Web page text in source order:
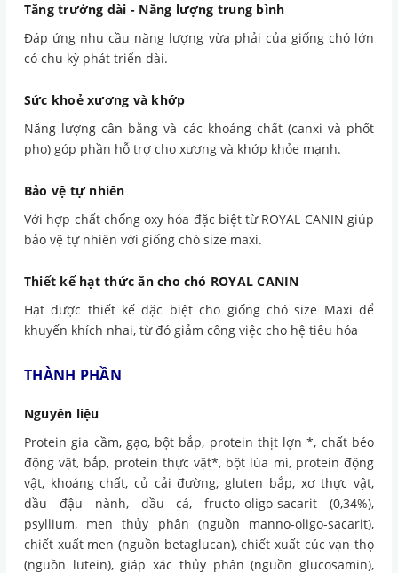
Tăng trưởng dài - Năng lượng trung bình
Đáp ứng nhu cầu năng lượng vừa phải của giống chó lớn
có chu kỳ phát triển dài.
Sức khoẻ xương và khớp
Năng lượng cân bằng và các khoáng chất (canxi và phốt
pho) góp phần hỗ trợ cho xương và khớp khỏe mạnh.
Bảo vệ tự nhiên
Với hợp chất chống oxy hóa đặc biệt từ ROYAL CANIN giúp
bảo vệ tự nhiên với giống chó size maxi.
Thiết kế hạt thức ăn cho chó ROYAL CANIN
Hạt được thiết kế đặc biệt cho giống chó size Maxi để
khuyến khích nhai, từ đó giảm công việc cho hệ tiêu hóa
THÀNH PHẦN
Nguyên liệu
Protein gia cầm, gạo, bột bắp, protein thịt lợn *, chất béo
động vật, bắp, protein thực vật*, bột lúa mì, protein động
vật, khoáng chất, củ cải đường, gluten bắp, xơ thực vật,
dầu đậu nành, dầu cá, fructo-oligo-sacarit (0,34%),
psyllium, men thủy phân (nguồn manno-oligo-sacarit),
chiết xuất men (nguồn betaglucan), chiết xuất cúc vạn thọ
(nguồn lutein), giáp xác thủy phân (nguồn glucosamin),